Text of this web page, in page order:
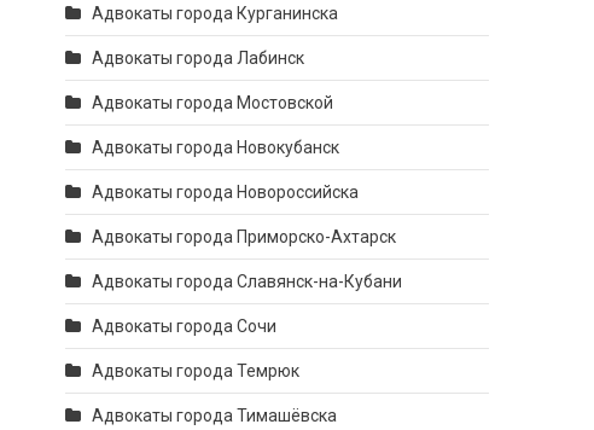
Адвокаты города Курганинска
Адвокаты города Лабинск
Адвокаты города Мостовской
Адвокаты города Новокубанск
Адвокаты города Новороссийска
Адвокаты города Приморско-Ахтарск
Адвокаты города Славянск-на-Кубани
Адвокаты города Сочи
Адвокаты города Темрюк
Адвокаты города Тимашёвска